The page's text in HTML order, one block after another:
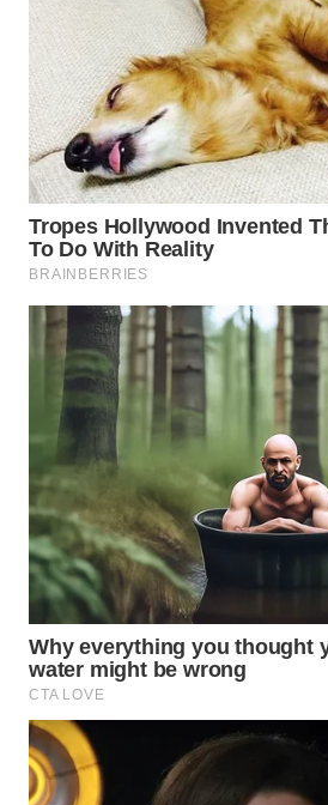
WN
DEPOK
WN
TAPANULI
UTARA
WN
SAMOSIR
WN
PADANG
LAWAS
WN
SUMEDANG
WN
CIANJUR
KEPULAUAN
SERIBU
WN
TANGERANG